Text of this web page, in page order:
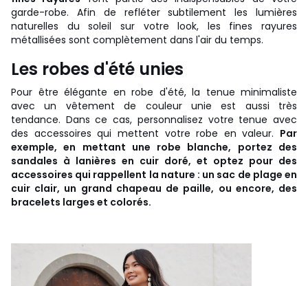
garde-robe. Afin de refléter subtilement les lumières
naturelles du soleil sur votre look, les fines rayures
métallisées sont complètement dans l'air du temps.
Les robes d'été unies
Pour être élégante en robe d'été, la tenue minimaliste
avec un vêtement de couleur unie est aussi très
tendance. Dans ce cas, personnalisez votre tenue avec
des accessoires qui mettent votre robe en valeur. Par
exemple, en mettant une robe blanche, portez des
sandales à lanières en cuir doré, et optez pour des
accessoires qui rappellent la nature : un sac de plage en
cuir clair, un grand chapeau de paille, ou encore, des
bracelets larges et colorés.